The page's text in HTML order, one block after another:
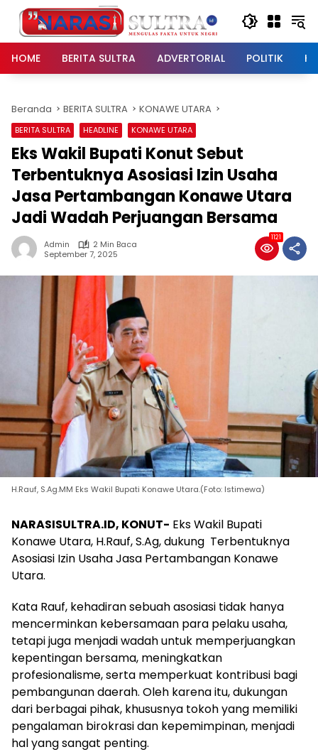
Langsung
konten
HOME
BERITA SULTRA ADVERTORIAL POLITIK
Beranda BERITA SULTRA KONAWE UTARA
BERITA SULTRA HEADLINE KONAWE UTARA
Eks Wakil Bupati Konut Sebut
Terbentuknya Asosiasi Izin Usaha
Jasa Pertambangan Konawe Utara
Jadi Wadah Perjuangan Bersama
Admin
2 Min Baca
September 7, 2025
1121
H.Rauf, S.Ag.MM Eks Wakil Bupati Konawe Utara.(Foto: Istimewa)
NARASISULTRA.ID, KONUT- Eks Wakil Bupati
Konawe Utara, H.Rauf, S.Ag, dukung Terbentuknya
Asosiasi Izin Usaha Jasa Pertambangan Konawe
Utara.
Kata Rauf, kehadiran sebuah asosiasi tidak hanya
mencerminkan kebersamaan para pelaku usaha,
tetapi juga menjadi wadah untuk memperjuangkan
kepentingan bersama, meningkatkan
profesionalisme, serta memperkuat kontribusi bagi
pembangunan daerah. Oleh karena itu, dukungan
dari berbagai pihak, khususnya tokoh yang memiliki
pengalaman birokrasi dan kepemimpinan, menjadi
hal yang sangat penting.